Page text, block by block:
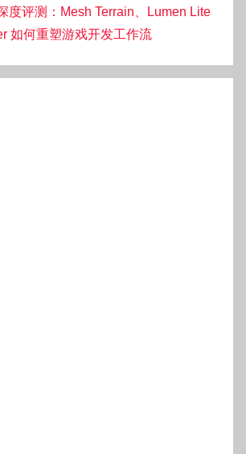
度评测：Mesh Terrain、Lumen Lite
如何重塑游戏开发工作流